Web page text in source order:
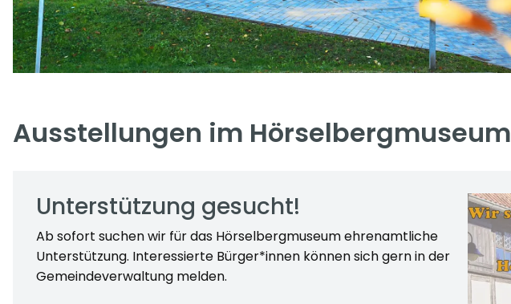
Ausstellungen im Hörselbergmuseum
Unterstützung gesucht!
Ab sofort suchen wir für das Hörselbergmuseum ehrenamtliche
Unterstützung. Interessierte Bürger*innen können sich gern in der
Gemeindeverwaltung melden.